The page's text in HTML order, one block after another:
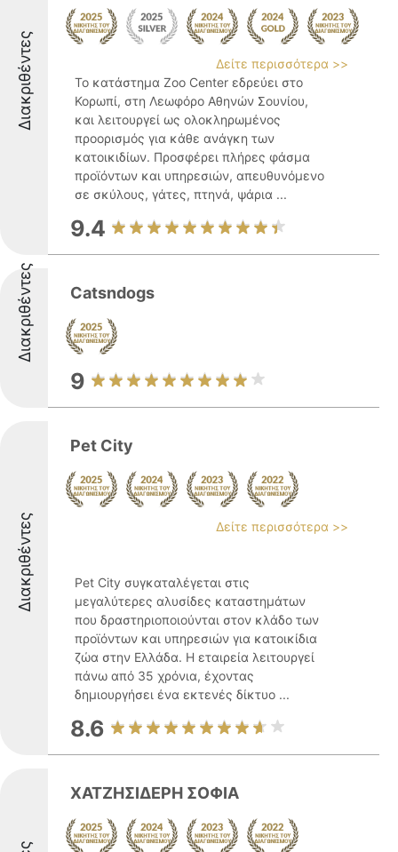
Διακριθέντες
Δείτε περισσότερα >>
Το κατάστημα Zoo Center εδρεύει στο
Κορωπί, στη Λεωφόρο Αθηνών Σουνίου,
και λειτουργεί ως ολοκληρωμένος
προορισμός για κάθε ανάγκη των
κατοικιδίων. Προσφέρει πλήρες φάσμα
προϊόντων και υπηρεσιών, απευθυνόμενο
σε σκύλους, γάτες, πτηνά, ψάρια ...
9.4
Διακριθέντες Catsndogs
9
Διακριθέντες
Pet City
Δείτε περισσότερα >>
Pet City συγκαταλέγεται στις
μεγαλύτερες αλυσίδες καταστημάτων
που δραστηριοποιούνται στον κλάδο των
προϊόντων και υπηρεσιών για κατοικίδια
ζώα στην Ελλάδα. Η εταιρεία λειτουργεί
πάνω από 35 χρόνια, έχοντας
δημιουργήσει ένα εκτενές δίκτυο ...
8.6
ΧΑΤΖΗΣΙΔΕΡΗ ΣΟΦΙΑ